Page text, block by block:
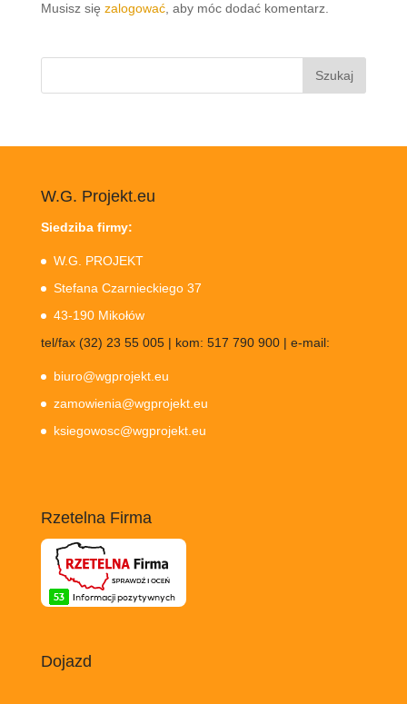
Musisz się zalogować, aby móc dodać komentarz.
Szukaj:
W.G. Projekt.eu
Siedziba firmy:
W.G. PROJEKT
Stefana Czarnieckiego 37
43-190 Mikołów
tel/fax (32) 23 55 005 | kom: 517 790 900 | e-mail:
biuro@wgprojekt.eu
zamowienia@wgprojekt.eu
ksiegowosc@wgprojekt.eu
Rzetelna Firma
Dojazd